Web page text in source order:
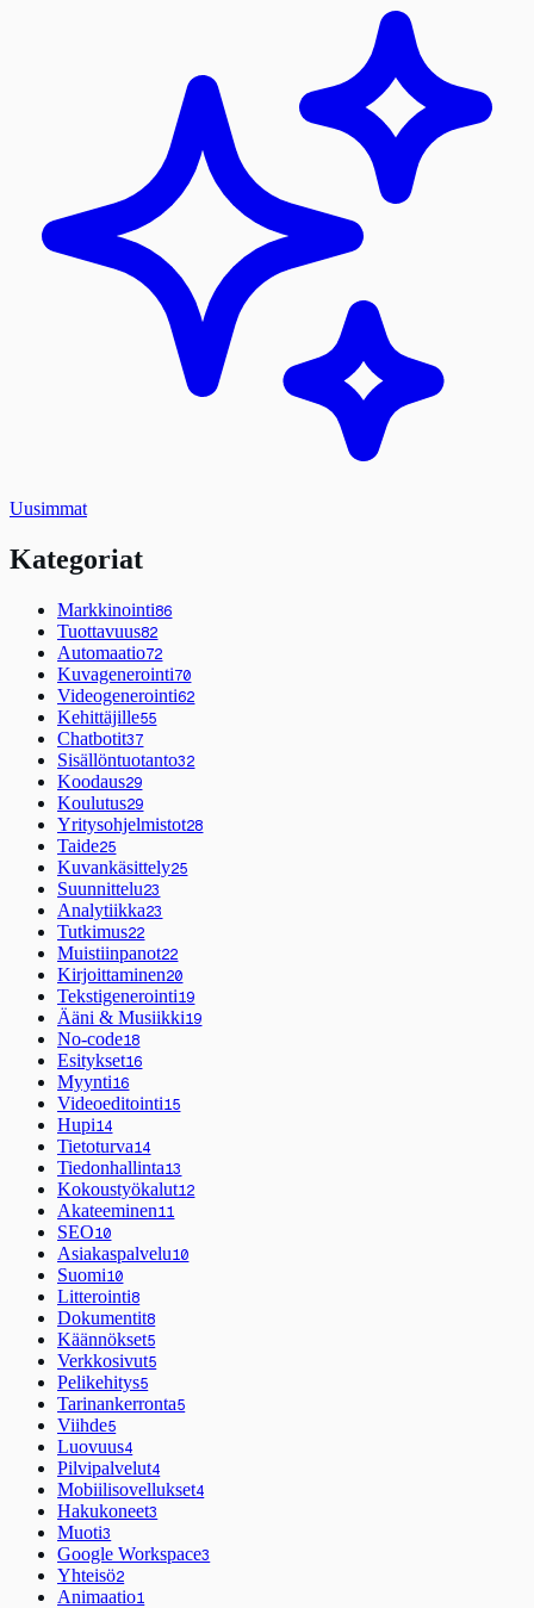
Uusimmat
Kategoriat
Markkinointi86
Tuottavuus82
Automaatio72
Kuvagenerointi70
Videogenerointi62
Kehittäjille55
Chatbotit37
Sisällöntuotanto32
Koodaus29
Koulutus29
Yritysohjelmistot28
Taide25
Kuvankäsittely25
Suunnittelu23
Analytiikka23
Tutkimus22
Muistiinpanot22
Kirjoittaminen20
Tekstigenerointi19
Ääni & Musiikki19
No-code18
Esitykset16
Myynti16
Videoeditointi15
Hupi14
Tietoturva14
Tiedonhallinta13
Kokoustyökalut12
Akateeminen11
SEO10
Asiakaspalvelu10
Suomi10
Litterointi8
Dokumentit8
Käännökset5
Verkkosivut5
Pelikehitys5
Tarinankerronta5
Viihde5
Luovuus4
Pilvipalvelut4
Mobiilisovellukset4
Hakukoneet3
Muoti3
Google Workspace3
Yhteisö2
Animaatio1